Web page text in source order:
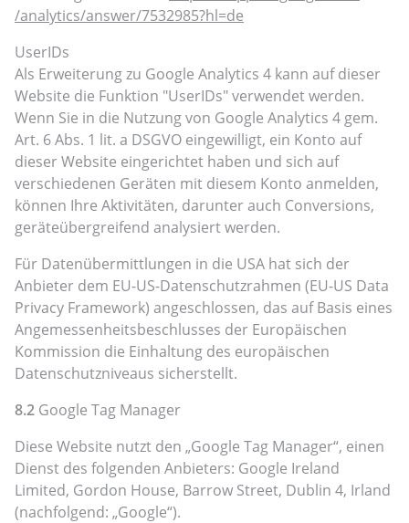
/analytics/answer/7532985?hl=de
UserIDs
Als Erweiterung zu Google Analytics 4 kann auf dieser
Website die Funktion "UserIDs" verwendet werden.
Wenn Sie in die Nutzung von Google Analytics 4 gem.
Art. 6 Abs. 1 lit. a DSGVO eingewilligt, ein Konto auf
dieser Website eingerichtet haben und sich auf
verschiedenen Geräten mit diesem Konto anmelden,
können Ihre Aktivitäten, darunter auch Conversions,
geräteübergreifend analysiert werden.
Für Datenübermittlungen in die USA hat sich der
Anbieter dem EU-US-Datenschutzrahmen (EU-US Data
Privacy Framework) angeschlossen, das auf Basis eines
Angemessenheitsbeschlusses der Europäischen
Kommission die Einhaltung des europäischen
Datenschutzniveaus sicherstellt.
8.2 Google Tag Manager
Diese Website nutzt den „Google Tag Manager“, einen
Dienst des folgenden Anbieters: Google Ireland
Limited, Gordon House, Barrow Street, Dublin 4, Irland
(nachfolgend: „Google“).